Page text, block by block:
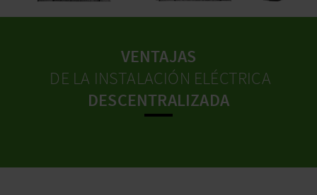
VENTAJAS
DE LA INSTALACIÓN ELÉCTRICA
DESCENTRALIZADA